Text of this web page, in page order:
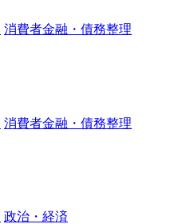
消費者金融・債務整理
消費者金融・債務整理
政治・経済